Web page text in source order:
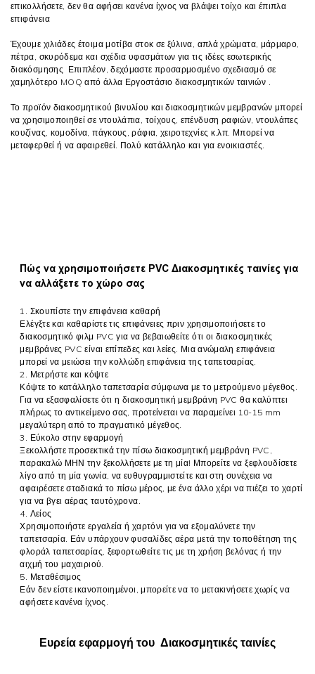
επικολλήσετε, δεν θα αφήσει κανένα ίχνος να βλάψει τοίχο και έπιπλα
επιφάνεια
Έχουμε χιλιάδες έτοιμα μοτίβα στοκ σε ξύλινα, απλά χρώματα, μάρμαρο,
πέτρα, σκυρόδεμα και σχέδια υφασμάτων για τις ιδέες εσωτερικής
διακόσμησης Επιπλέον, δεχόμαστε προσαρμοσμένο σχεδιασμό σε
χαμηλότερο MOQ από άλλα Εργοστάσιο διακοσμητικών ταινιών .
Το προϊόν διακοσμητικού βινυλίου και διακοσμητικών μεμβρανών μπορεί
να χρησιμοποιηθεί σε ντουλάπια, τοίχους, επένδυση ραφιών, ντουλάπες
κουζίνας, κομοδίνα, πάγκους, ράφια, χειροτεχνίες κ.λπ. Μπορεί να
μεταφερθεί ή να αφαιρεθεί. Πολύ κατάλληλο και για ενοικιαστές.
Πώς να χρησιμοποιήσετε PVC Διακοσμητικές ταινίες για
να αλλάξετε το χώρο σας
1. Σκουπίστε την επιφάνεια καθαρή
Ελέγξτε και καθαρίστε τις επιφάνειες πριν χρησιμοποιήσετε το
διακοσμητικό φιλμ PVC για να βεβαιωθείτε ότι οι διακοσμητικές
μεμβράνες PVC είναι επίπεδες και λείες. Μια ανώμαλη επιφάνεια
μπορεί να μειώσει την κολλώδη επιφάνεια της ταπετσαρίας.
2. Μετρήστε και κόψτε
Κόψτε το κατάλληλοταπετσαρίασύμφωνα με το μετρούμενο μέγεθος.
Για να εξασφαλίσετε ότι η διακοσμητική μεμβράνη PVC θα καλύπτει
πλήρως το αντικείμενο σας, προτείνεται να παραμείνει 10-15 mm
μεγαλύτερη από το πραγματικό μέγεθος.
3. Εύκολο στην εφαρμογή
Ξεκολλήστε προσεκτικά την πίσω διακοσμητική μεμβράνη PVC,
παρακαλώ ΜΗΝ την ξεκολλήσετε με τη μία! Μπορείτε να ξεφλουδίσετε
λίγο από τη μία γωνία, να ευθυγραμμιστείτε και στη συνέχεια να
αφαιρέσετε σταδιακά το πίσω μέρος, με ένα άλλο χέρι να πιέζει το χαρτί
για να βγει αέρας ταυτόχρονα.
4. Λείος
Χρησιμοποιήστε εργαλεία ή χαρτόνι για να εξομαλύνετε την
ταπετσαρία. Εάν υπάρχουν φυσαλίδες αέρα μετά την τοποθέτηση της
φλοράλ ταπετσαρίας, ξεφορτωθείτε τις με τη χρήση βελόνας ή την
αιχμή του μαχαιριού.
5. Μεταθέσιμος
Εάν δεν είστε ικανοποιημένοι, μπορείτε να το μετακινήσετε χωρίς να
αφήσετε κανένα ίχνος.
Ευρεία εφαρμογή του Διακοσμητικές ταινίες